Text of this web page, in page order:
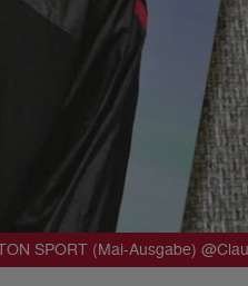
SPORT (Mai-Ausgabe)